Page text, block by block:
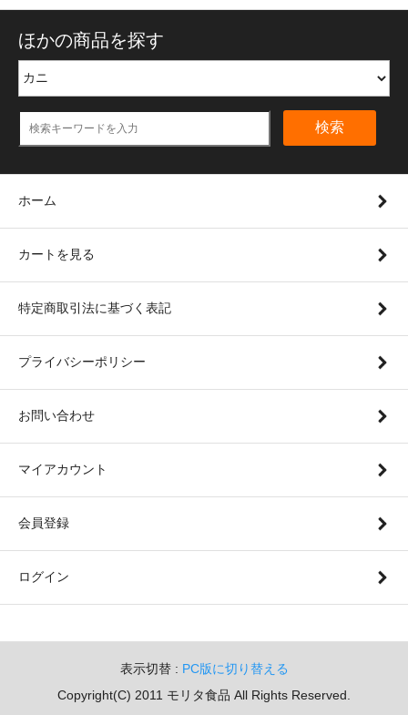
ほかの商品を探す
検索
ホーム
カートを見る
特定商取引法に基づく表記
プライバシーポリシー
お問い合わせ
マイアカウント
会員登録
ログイン
表示切替 : PC版に切り替える
Copyright(C) 2011 モリタ食品 All Rights Reserved.